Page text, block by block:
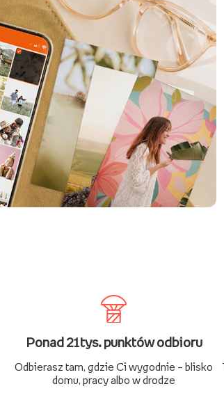
Ponad 21tys. punktów odbioru
Odbierasz tam, gdzie Ci wygodnie – blisko
domu, pracy albo w drodze